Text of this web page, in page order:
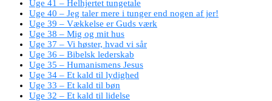
Uge 41 – Helhjertet tungetale
Uge 40 – Jeg taler mere i tunger end nogen af jer!
Uge 39 – Vækkelse er Guds værk
Uge 38 – Mig og mit hus
Uge 37 – Vi høster, hvad vi sår
Uge 36 – Bibelsk lederskab
Uge 35 – Humanismens Jesus
Uge 34 – Et kald til lydighed
Uge 33 – Et kald til bøn
Uge 32 – Et kald til lidelse